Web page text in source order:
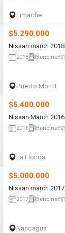
Limache
$5.290.000
Nissan march 2018
2018 Bencina
Puerto Montt
$5.400.000
Nissan March 2016
2016 Bencina
La Florida
$5.000.000
Nissan march 2017
2017 Bencina
Nancagua